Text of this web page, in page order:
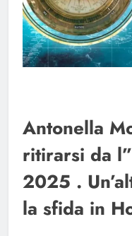
Antonella
ritirarsi da
2025 .
la sfida in